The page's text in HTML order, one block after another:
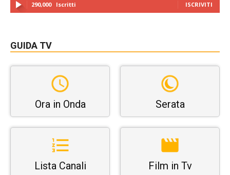
290,000 Iscritti ISCRIVITI
GUIDA TV
Ora in Onda Serata
Lista Canali Film in Tv